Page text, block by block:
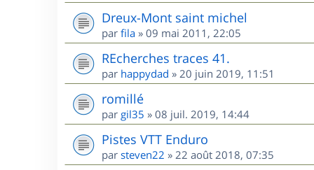
Dreux-Mont saint michel
par fila » 09 mai 2011, 22:05
REcherches traces 41.
par happydad » 20 juin 2019, 11:51
romillé
par gil35 » 08 juil. 2019, 14:44
Pistes VTT Enduro
par steven22 » 22 août 2018, 07:35